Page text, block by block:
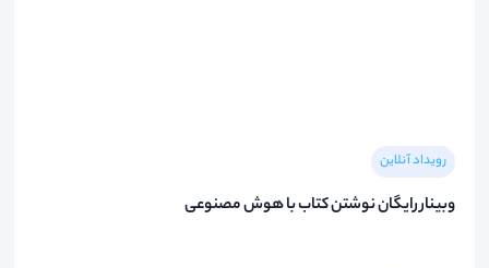
رویداد آنلاین
وبینار رایگان نوشتن کتاب با هوش مصنوعی